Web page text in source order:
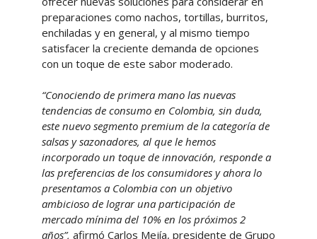
preparaciones como nachos, tortillas, burritos,
enchiladas y en general, y al mismo tiempo
satisfacer la creciente demanda de opciones
con un toque de este sabor moderado.
“Conociendo de primera mano las nuevas
tendencias de consumo en Colombia, sin duda,
este nuevo segmento premium de la categoría de
salsas y sazonadores, al que le hemos
incorporado un toque de innovación, responde a
las preferencias de los consumidores y ahora lo
presentamos a Colombia con un objetivo
ambicioso de lograr una participación de
mercado mínima del 10% en los próximos 2
años”, afirmó Carlos Mejía, presidente de Grupo